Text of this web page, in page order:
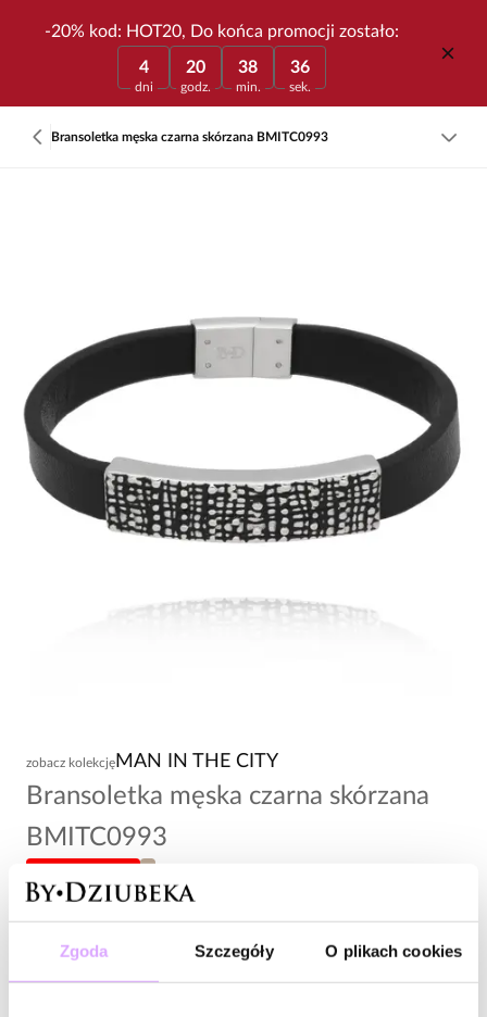
Zgoda Szczegóły O plikach cookies
-20% kod: HOT20, Do końca promocji zostało:
4
dni
20
godz.
38
min.
36
sek.
Bransoletka męska czarna skórzana BMITC0993
zobacz kolekcję MAN IN THE CITY
Bransoletka męska czarna skórzana
BMITC0993
118,00 zł
Wysyłka do 2 dni roboczych